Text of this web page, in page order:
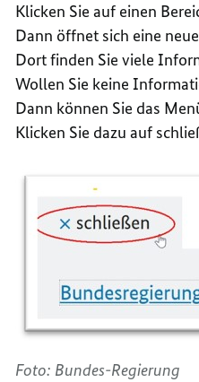
Klicken Sie auf einen
Dann öffnet sich eine
Dort finden Sie viele
Wollen Sie keine
Dann können Sie das
Klicken Sie dazu auf
Foto: Bundes-Regierung